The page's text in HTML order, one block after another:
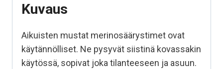
Kuvaus
Aikuisten mustat merinosäärystimet ovat
käytännölliset. Ne pysyvät siistinä kovassakin
käytössä, sopivat joka tilanteeseen ja asuun.